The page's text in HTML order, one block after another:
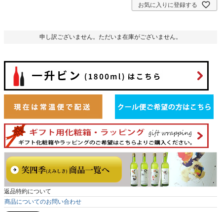
お気に入りに登録する
申し訳ございません。ただいま在庫がございません。
返品特約について
商品についてのお問い合わせ